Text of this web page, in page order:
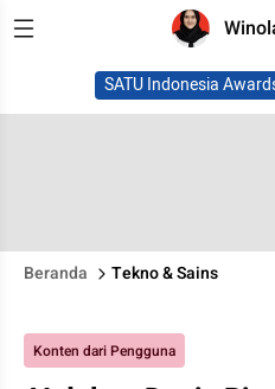
SATU Indonesia
Beranda Tekno & Sains
Konten dari Pengguna